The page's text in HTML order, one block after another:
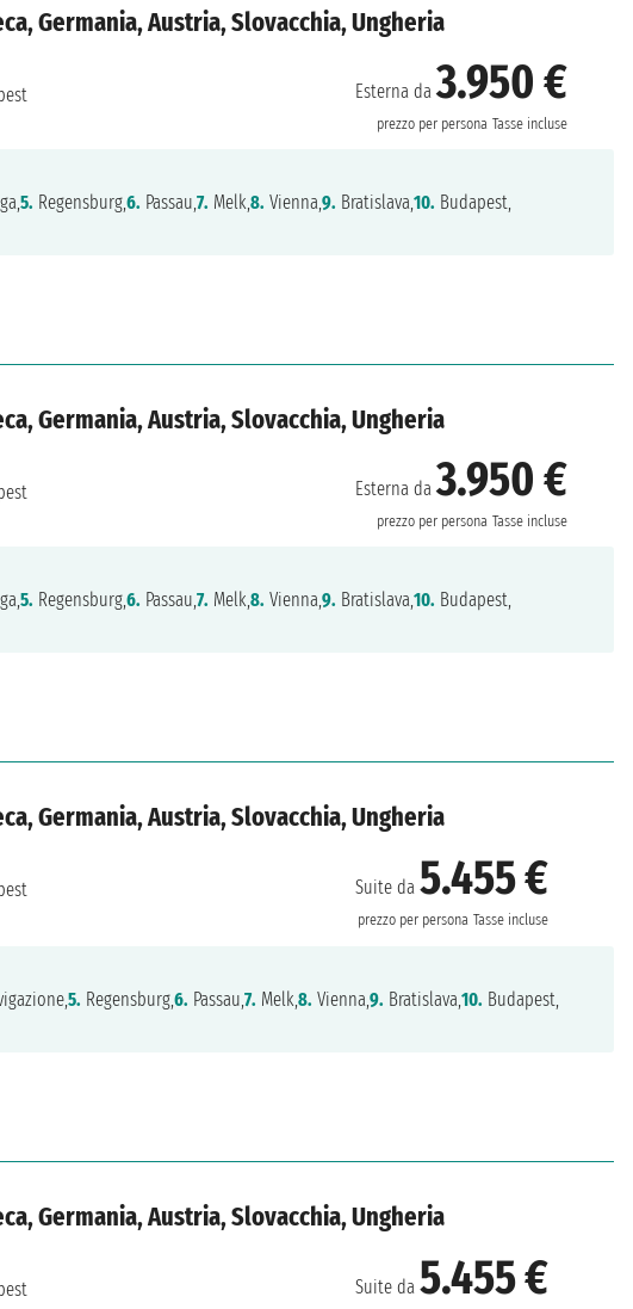
Germania, Austria, Slovacchia, Ungheria
Esterna da3.950 €
prezzo per persona Tasse incluse
5. Regensburg,6. Passau,7. Melk,8. Vienna,9. Bratislava,10. Budapest,
Germania, Austria, Slovacchia, Ungheria
Esterna da3.950 €
prezzo per persona Tasse incluse
5. Regensburg,6. Passau,7. Melk,8. Vienna,9. Bratislava,10. Budapest,
Germania, Austria, Slovacchia, Ungheria
Suite da5.455 €
prezzo per persona Tasse incluse
5. Regensburg,6. Passau,7. Melk,8. Vienna,9. Bratislava,10. Budapest,
Germania, Austria, Slovacchia, Ungheria
Suite da5.455 €